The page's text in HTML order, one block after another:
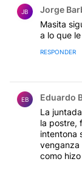
JB Jorge
Masita
a lo que
RESPONDER
EB Eduardo
La
la postre,
intentona
venganza
como
Sobre el